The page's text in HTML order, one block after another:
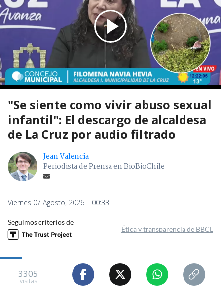
"Se siente como vivir abuso sexual
infantil": El descargo de alcaldesa
de La Cruz por audio filtrado
Jean Valencia
Periodista de Prensa en BioBioChile
Viernes 07 Agosto, 2026 | 00:33
Seguimos criterios de
Ética y transparencia de BBCL
3305
visitas